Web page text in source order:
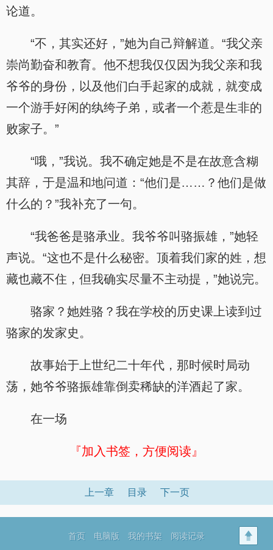
论道。
“不，其实还好，”她为自己辩解道。“我父亲
崇尚勤奋和教育。他不想我仅仅因为我父亲和我
爷爷的身份，以及他们白手起家的成就，就变成
一个游手好闲的纨绔子弟，或者一个惹是生非的
败家子。”
“哦，”我说。我不确定她是不是在故意含糊
其辞，于是温和地问道：“他们是……？他们是做
什么的？”我补充了一句。
“我爸爸是骆承业。我爷爷叫骆振雄，”她轻
声说。“这也不是什么秘密。顶着我们家的姓，想
藏也藏不住，但我确实尽量不主动提，”她说完。
骆家？她姓骆？我在学校的历史课上读到过
骆家的发家史。
故事始于上世纪二十年代，那时候时局动
荡，她爷爷骆振雄靠倒卖稀缺的洋酒起了家。
在一场
『加入书签，方便阅读』
上一章 目录 下一页
首页 电脑版 我的书架 阅读记录